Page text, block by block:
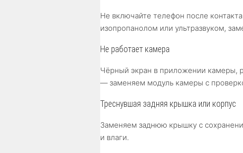
Не включайте телефон после
изопропанолом или ультразвуком,
Не работает камера
Чёрный экран в приложении камеры,
— заменяем модуль камеры с
Треснувшая задняя крышка или корпус
Заменяем заднюю крышку с
и влаги.